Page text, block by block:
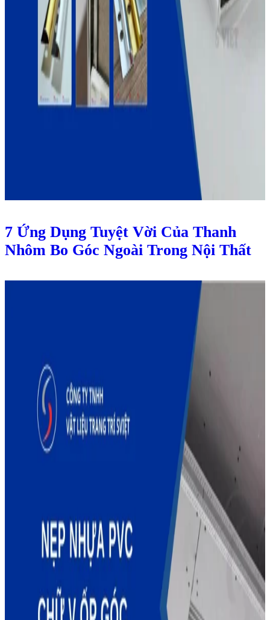
7 Ứng Dụng Tuyệt Vời Của Thanh
Nhôm Bo Góc Ngoài Trong Nội Thất